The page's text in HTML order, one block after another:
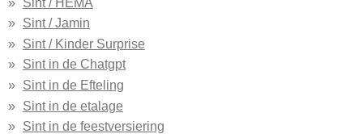
Sint / Jamin
Sint / Kinder Surprise
Sint in de Chatgpt
Sint in de Efteling
Sint in de etalage
Sint in de feestversiering